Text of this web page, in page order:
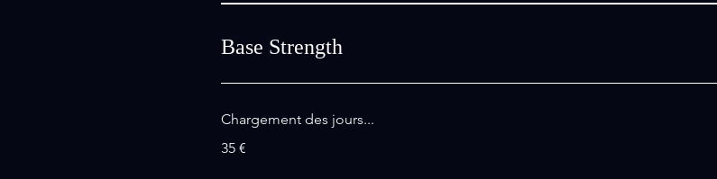
Base Strength
Chargement des jours...
euros
35 €